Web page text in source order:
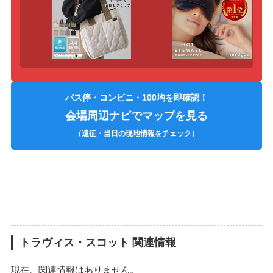
バス停・コンビニ・100均を即確認！
会場周辺ナビでマップを見る
（遠征・当日の現地情報をチェック）
トラヴィス・スコット 関連情報
現在、関連情報はありません。